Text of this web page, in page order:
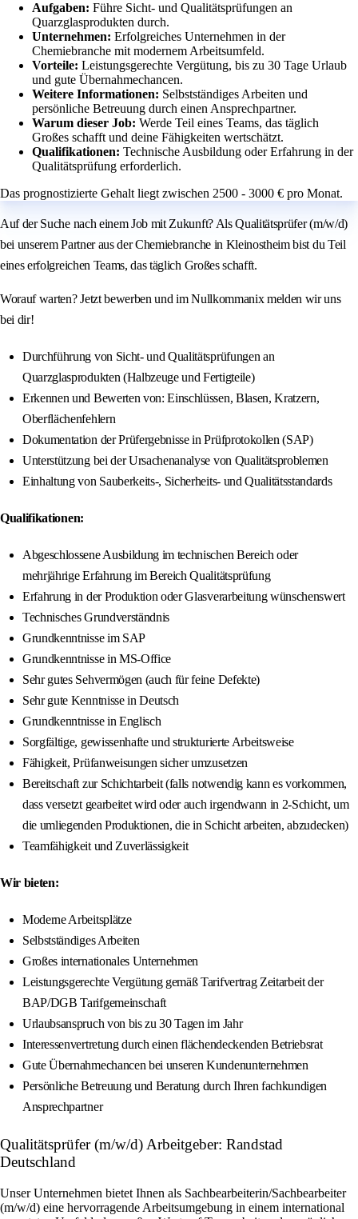
Aufgaben: Führe Sicht- und Qualitätsprüfungen an
Quarzglasprodukten durch.
Unternehmen: Erfolgreiches Unternehmen in der
Chemiebranche mit modernem Arbeitsumfeld.
Vorteile: Leistungsgerechte Vergütung, bis zu 30 Tage Urlaub
und gute Übernahmechancen.
Weitere Informationen: Selbstständiges Arbeiten und
persönliche Betreuung durch einen Ansprechpartner.
Warum dieser Job: Werde Teil eines Teams, das täglich
Großes schafft und deine Fähigkeiten wertschätzt.
Qualifikationen: Technische Ausbildung oder Erfahrung in der
Qualitätsprüfung erforderlich.
Das prognostizierte Gehalt liegt zwischen 2500 - 3000 € pro Monat.
Auf der Suche nach einem Job mit Zukunft? Als Qualitätsprüfer (m/w/d)
bei unserem Partner aus der Chemiebranche in Kleinostheim bist du Teil
eines erfolgreichen Teams, das täglich Großes schafft.
Worauf warten? Jetzt bewerben und im Nullkommanix melden wir uns
bei dir!
Durchführung von Sicht- und Qualitätsprüfungen an
Quarzglasprodukten (Halbzeuge und Fertigteile)
Erkennen und Bewerten von: Einschlüssen, Blasen, Kratzern,
Oberflächenfehlern
Dokumentation der Prüfergebnisse in Prüfprotokollen (SAP)
Unterstützung bei der Ursachenanalyse von Qualitätsproblemen
Einhaltung von Sauberkeits-, Sicherheits- und Qualitätsstandards
Qualifikationen:
Abgeschlossene Ausbildung im technischen Bereich oder
mehrjährige Erfahrung im Bereich Qualitätsprüfung
Erfahrung in der Produktion oder Glasverarbeitung wünschenswert
Technisches Grundverständnis
Grundkenntnisse im SAP
Grundkenntnisse in MS-Office
Sehr gutes Sehvermögen (auch für feine Defekte)
Sehr gute Kenntnisse in Deutsch
Grundkenntnisse in Englisch
Sorgfältige, gewissenhafte und strukturierte Arbeitsweise
Fähigkeit, Prüfanweisungen sicher umzusetzen
Bereitschaft zur Schichtarbeit (falls notwendig kann es vorkommen,
dass versetzt gearbeitet wird oder auch irgendwann in 2-Schicht, um
die umliegenden Produktionen, die in Schicht arbeiten, abzudecken)
Teamfähigkeit und Zuverlässigkeit
Wir bieten:
Moderne Arbeitsplätze
Selbstständiges Arbeiten
Großes internationales Unternehmen
Leistungsgerechte Vergütung gemäß Tarifvertrag Zeitarbeit der
BAP/DGB Tarifgemeinschaft
Urlaubsanspruch von bis zu 30 Tagen im Jahr
Interessenvertretung durch einen flächendeckenden Betriebsrat
Gute Übernahmechancen bei unseren Kundenunternehmen
Persönliche Betreuung und Beratung durch Ihren fachkundigen
Ansprechpartner
Qualitätsprüfer (m/w/d) Arbeitgeber: Randstad
Deutschland
Unser Unternehmen bietet Ihnen als Sachbearbeiterin/Sachbearbeiter
(m/w/d) eine hervorragende Arbeitsumgebung in einem international